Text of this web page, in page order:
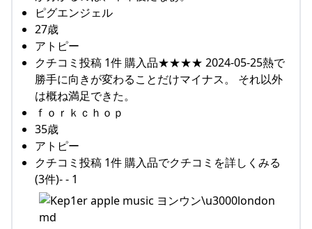
ピグエンジェル
27歳
アトピー
クチコミ投稿 1件 購入品★★★★ 2024-05-25熱で
勝手に向きが変わることだけマイナス。 それ以外
は概ね満足できた。
ｆｏｒｋｃｈｏｐ
35歳
アトピー
クチコミ投稿 1件 購入品でクチコミを詳しくみる
(3件)- - 1